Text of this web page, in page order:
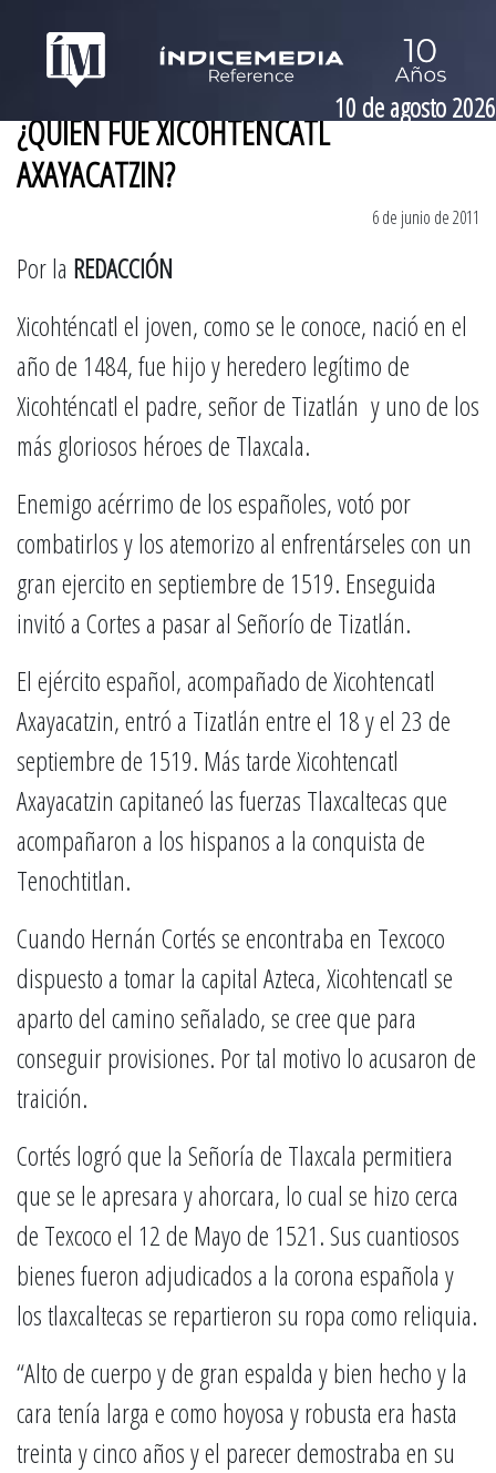
10 de agosto 2026
¿QUIÉN FUE XICOHTENCATL
AXAYACATZIN?
6 de junio de 2011
Por la REDACCIÓN
Xicohténcatl el joven, como se le conoce, nació en el
año de 1484, fue hijo y heredero legítimo de
Xicohténcatl el padre, señor de Tizatlán y uno de los
más gloriosos héroes de Tlaxcala.
Enemigo acérrimo de los españoles, votó por
combatirlos y los atemorizo al enfrentárseles con un
gran ejercito en septiembre de 1519. Enseguida
invitó a Cortes a pasar al Señorío de Tizatlán.
El ejército español, acompañado de Xicohtencatl
Axayacatzin, entró a Tizatlán entre el 18 y el 23 de
septiembre de 1519. Más tarde Xicohtencatl
Axayacatzin capitaneó las fuerzas Tlaxcaltecas que
acompañaron a los hispanos a la conquista de
Tenochtitlan.
Cuando Hernán Cortés se encontraba en Texcoco
dispuesto a tomar la capital Azteca, Xicohtencatl se
aparto del camino señalado, se cree que para
conseguir provisiones. Por tal motivo lo acusaron de
traición.
Cortés logró que la Señoría de Tlaxcala permitiera
que se le apresara y ahorcara, lo cual se hizo cerca
de Texcoco el 12 de Mayo de 1521. Sus cuantiosos
bienes fueron adjudicados a la corona española y
los tlaxcaltecas se repartieron su ropa como reliquia.
“Alto de cuerpo y de gran espalda y bien hecho y la
cara tenía larga e como hoyosa y robusta era hasta
treinta y cinco años y el parecer demostraba en su